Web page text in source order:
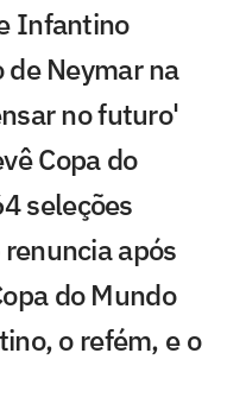
Infantino
Neymar na
no futuro'
Copa do
seleções
após
do Mundo
o refém, e o